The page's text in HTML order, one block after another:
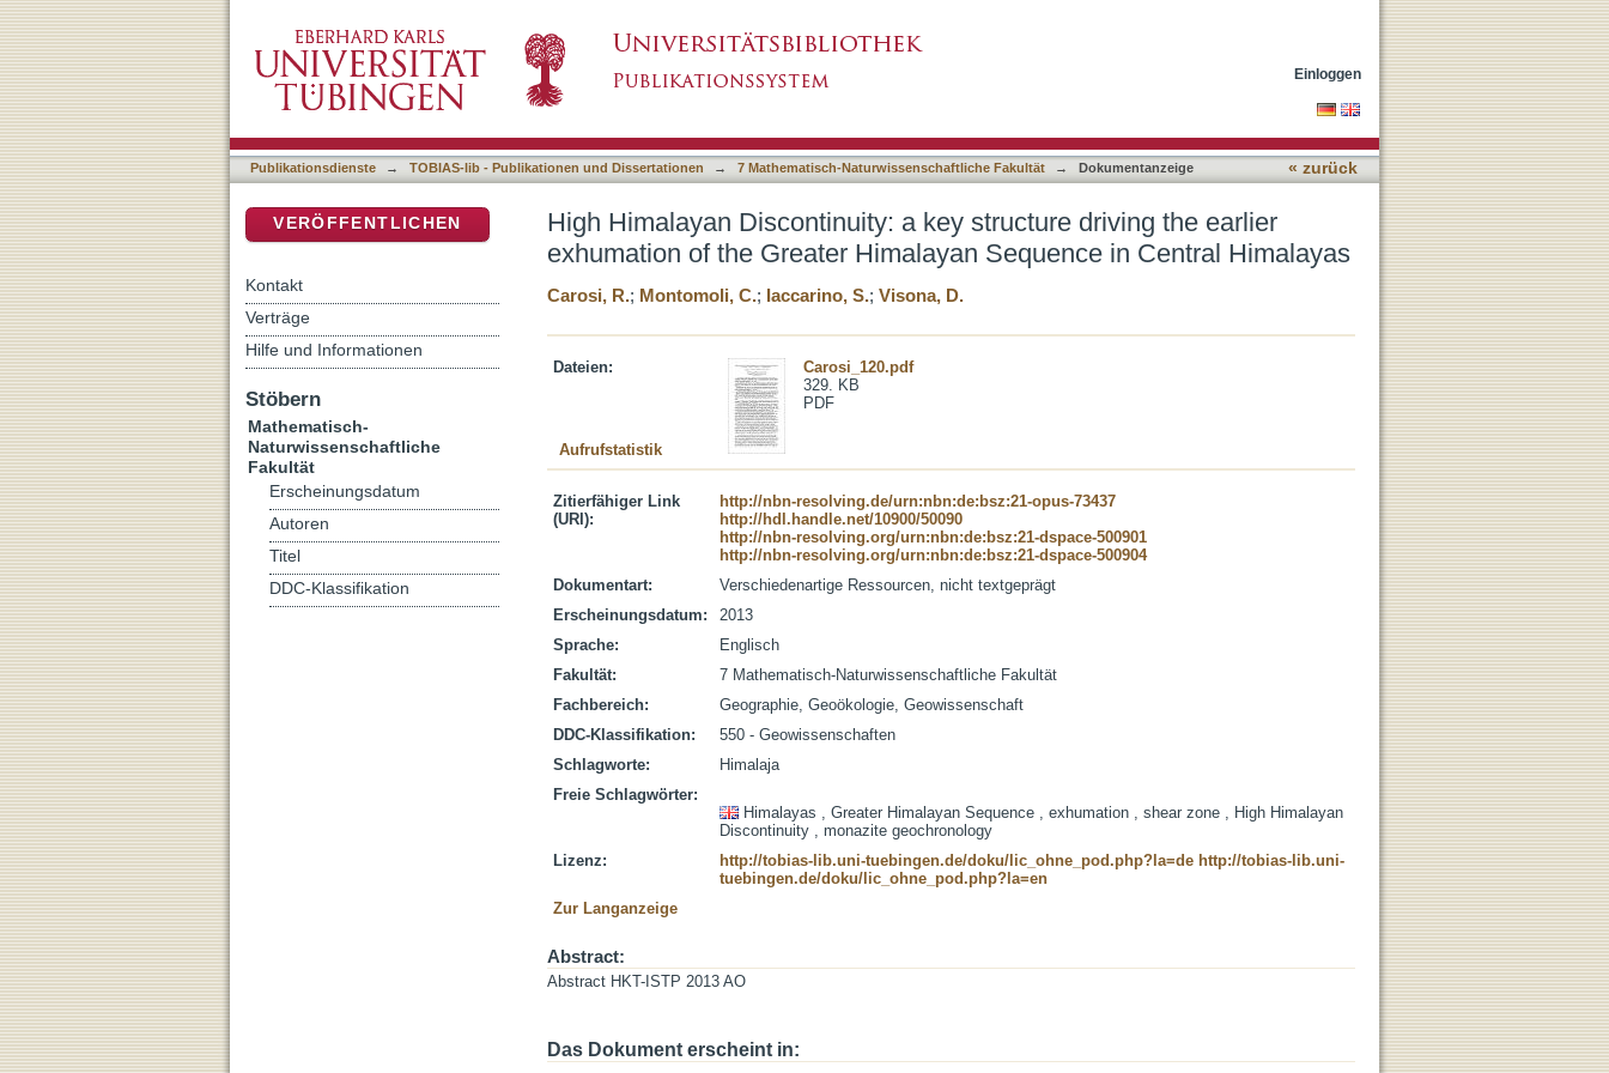
Himalayan Sequence in Central Himalayas
Einloggen
Publikationsdienste → TOBIAS-lib - Publikationen und Dissertationen → 7 Mathematisch-Naturwissenschaftliche Fakultät → Dokumentanzeige « zurück
High Himalayan Discontinuity: a key structure driving the earlier
exhumation of the Greater Himalayan Sequence in Central Himalayas
Carosi, R.; Montomoli, C.; Iaccarino, S.; Visona, D.
Dateien:
Carosi_120.pdf
329. KB
PDF
Aufrufstatistik
Zitierfähiger Link
(URI):
http://nbn-resolving.de/urn:nbn:de:bsz:21-opus-73437
http://hdl.handle.net/10900/50090
http://nbn-resolving.org/urn:nbn:de:bsz:21-dspace-500901
http://nbn-resolving.org/urn:nbn:de:bsz:21-dspace-500904
Dokumentart:
Verschiedenartige Ressourcen, nicht textgeprägt
Erscheinungsdatum:
2013
Sprache:
Englisch
Fakultät:
7 Mathematisch-Naturwissenschaftliche Fakultät
Fachbereich:
Geographie, Geoökologie, Geowissenschaft
DDC-Klassifikation:
550 - Geowissenschaften
Schlagworte:
Himalaja
Freie Schlagwörter:
Himalayas , Greater Himalayan Sequence , exhumation , shear zone , High Himalayan
Discontinuity , monazite geochronology
Lizenz:
http://tobias-lib.uni-tuebingen.de/doku/lic_ohne_pod.php?la=de http://tobias-lib.uni-
tuebingen.de/doku/lic_ohne_pod.php?la=en
Zur Langanzeige
Abstract:
Abstract HKT-ISTP 2013 AO
Das Dokument erscheint in:
VERÖFFENTLICHEN
Kontakt
Verträge
Hilfe und Informationen
Stöbern
Mathematisch-
Naturwissenschaftliche
Fakultät
Erscheinungsdatum
Autoren
Titel
DDC-Klassifikation